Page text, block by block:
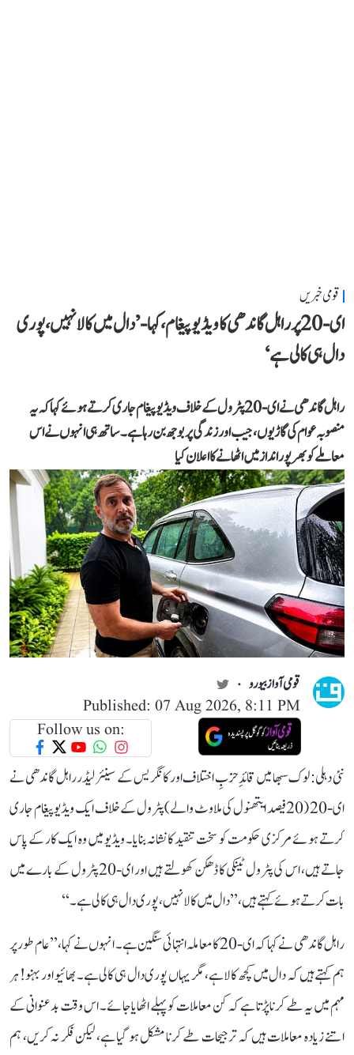
قومی خبریں
ای-20 پر راہل گاندھی کا ویڈیو پیغام، کہا- ’دال میں کالا نہیں، پوری
دال ہی کالی ہے‘
راہل گاندھی نے ای-20 پٹرول کے خلاف ویڈیو پیغام جاری کرتے ہوئے کہا کہ یہ
منصوبہ عوام کی گاڑیوں، جیب اور زندگی پر بوجھ بن رہا ہے۔ ساتھ ہی انہوں نے اس
معاملے کو بھرپور انداز میں اٹھانے کا اعلان کیا
قومی آواز بیورو
Published: 07 Aug 2026, 8:11 PM
Follow us on:
نئی دہلی: لوک سبھا میں قائدِ حزبِ اختلاف اور کانگریس کے سینئر لیڈر راہل گاندھی نے
ای-20 (20 فیصد ایتھنول کی ملاوٹ والے) پٹرول کے خلاف ایک ویڈیو پیغام جاری
کرتے ہوئے مرکزی حکومت کو سخت تنقید کا نشانہ بنایا۔ ویڈیو میں وہ ایک کار کے پاس
جاتے ہیں، اس کی پٹرول ٹینکی کا ڈھکن کھولتے ہیں اور ای-20 پٹرول کے بارے میں
بات کرتے ہوئے کہتے ہیں، ’’دال میں کالا نہیں، پوری دال ہی کالی ہے۔‘‘
راہل گاندھی نے کہا کہ ای-20 کا معاملہ انتہائی سنگین ہے۔ انہوں نے کہا، ’’عام طور پر
ہم کہتے ہیں کہ دال میں کچھ کالا ہے، مگر یہاں پوری دال ہی کالی ہے۔ بھائیو اور بہنو! ہر
مہم میں یہ طے کرنا پڑتا ہے کہ کن معاملات کو پہلے اٹھایا جائے۔ اس وقت بدعنوانی کے
اتنے زیادہ معاملات ہیں کہ ترجیحات طے کرنا مشکل ہو گیا ہے، لیکن فکر نہ کریں، ہم